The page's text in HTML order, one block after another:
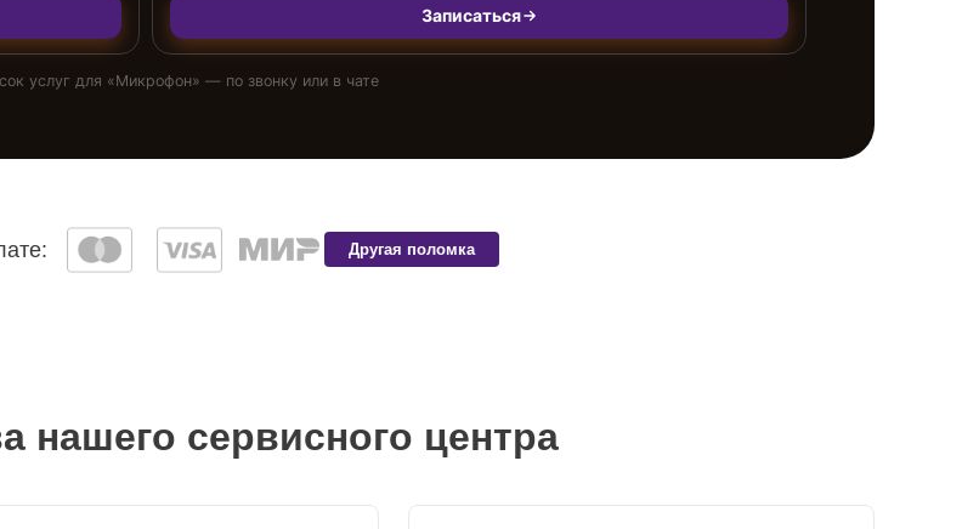
Записаться
услуг для «Микрофон» — по звонку или в чате
Другая поломка
нашего сервисного центра